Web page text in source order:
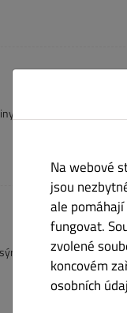
sýr
oregano
Na webové
jsou
ale
fungovat.
zvolené
koncovém
osobních